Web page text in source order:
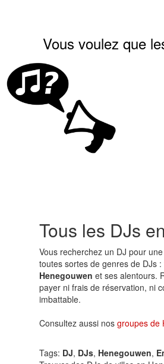
Vous voulez que
Tous les DJs
Vous recherchez un DJ pour
toutes sortes de genres de DJs :
Henegouwen et ses alentours.
payer ni frais de réservation, ni
imbattable.
Consultez aussi nos groupes de
Tags: DJ, DJs, Henegouwen,